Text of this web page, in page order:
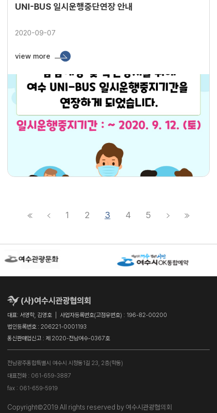
UNI-BUS 일시운행중단연장 안내
2020-09-07
view more
1 2 3 4 5
대표: 서영학, 김영호
사업자등록번호(고점유번호) : 196-82-00200
법인등록번호 : 206221-0001193
통신판매업신고 : 제 2020-전남여수-0367호
전남광주통합특별시 여수시 시청동1길 23, 2층(학동)
대표전화 : 061-659-3887
fax : 061-659-5919
Copyright©2019 All rights reserved by 여수시관광협의회